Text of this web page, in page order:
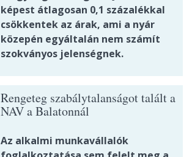
képest átlagosan 0,1 százalékkal
csökkentek az árak, ami a nyár
közepén egyáltalán nem számít
szokványos jelenségnek.
Rengeteg szabálytalanságot talált a
NAV a Balatonnál
Az alkalmi munkavállalók